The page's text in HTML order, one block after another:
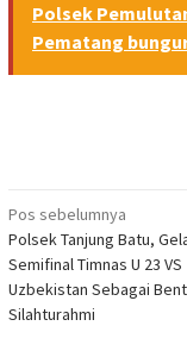
Polsek
Pematang
Navigasi
pos
Pos sebelumnya
Polsek Tanjung Batu,
Semifinal Timnas U 23 VS
Uzbekistan Sebagai
Silahturahmi